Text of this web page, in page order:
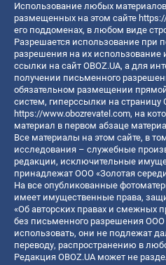
Использование любых
размещенных на этом сайте
его поддоменах, в любом виде
Разрешается использование при
разрешения на их использование
ссылки на сайт OBOZ.UA, а для
получении письменного
обязательном размещении
систем, гиперссылки на страницу
https://www.obozrevatel.com, на
материал в первом абзаце
Все материалы на этом сайте, в
исследования – служебные
редакции, исключительные
принадлежат ООО «Золотая
На все опубликованные
имеет имущественные права,
«Об авторских правах и смежных
без письменного разрешения ООО
использовать, они не подлежат
переводу, распространению в
Редакция OBOZ.UA может не